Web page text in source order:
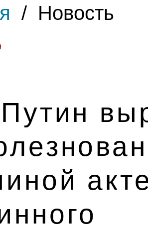
/ Новость